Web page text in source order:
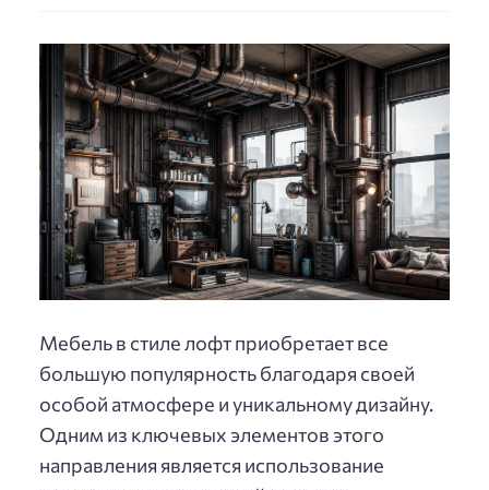
Мебель в стиле лофт приобретает все
большую популярность благодаря своей
особой атмосфере и уникальному дизайну.
Одним из ключевых элементов этого
направления является использование